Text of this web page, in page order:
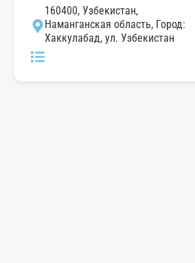
160400, Узбекистан,
Наманганская область, Город:
Хаккулабад, ул. Узбекистан